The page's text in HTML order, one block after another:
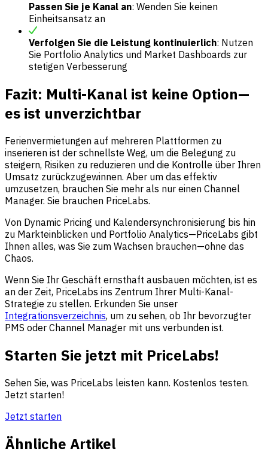
Passen Sie je Kanal an: Wenden Sie keinen
Einheitsansatz an
Verfolgen Sie die Leistung kontinuierlich: Nutzen
Sie Portfolio Analytics und Market Dashboards zur
stetigen Verbesserung
Fazit: Multi-Kanal ist keine Option—
es ist unverzichtbar
Ferienvermietungen auf mehreren Plattformen zu
inserieren ist der schnellste Weg, um die Belegung zu
steigern, Risiken zu reduzieren und die Kontrolle über Ihren
Umsatz zurückzugewinnen. Aber um das effektiv
umzusetzen, brauchen Sie mehr als nur einen Channel
Manager. Sie brauchen PriceLabs.
Von Dynamic Pricing und Kalendersynchronisierung bis hin
zu Markteinblicken und Portfolio Analytics—PriceLabs gibt
Ihnen alles, was Sie zum Wachsen brauchen—ohne das
Chaos.
Wenn Sie Ihr Geschäft ernsthaft ausbauen möchten, ist es
an der Zeit, PriceLabs ins Zentrum Ihrer Multi-Kanal-
Strategie zu stellen. Erkunden Sie unser
Integrationsverzeichnis, um zu sehen, ob Ihr bevorzugter
PMS oder Channel Manager mit uns verbunden ist.
Starten Sie jetzt mit PriceLabs!
Sehen Sie, was PriceLabs leisten kann. Kostenlos testen.
Jetzt starten!
Jetzt starten
Ähnliche Artikel